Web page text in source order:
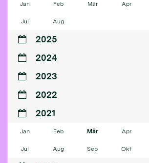
Jan Feb Mär Apr
Jul Aug
2025
2024
2023
2022
2021
Jan Feb Mär Apr
Jul Aug Sep Okt